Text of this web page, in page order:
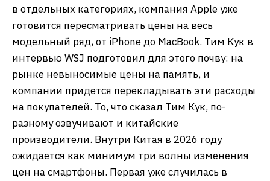
в отдельных категориях, компания Apple уже
готовится пересматривать цены на весь
модельный ряд, от iPhone до MacBook. Тим Кук в
интервью WSJ подготовил для этого почву: на
рынке невыносимые цены на память, и
компании придется перекладывать эти расходы
на покупателей. То, что сказал Тим Кук, по-
разному озвучивают и китайские
производители. Внутри Китая в 2026 году
ожидается как минимум три волны изменения
цен на смартфоны. Первая уже случилась в